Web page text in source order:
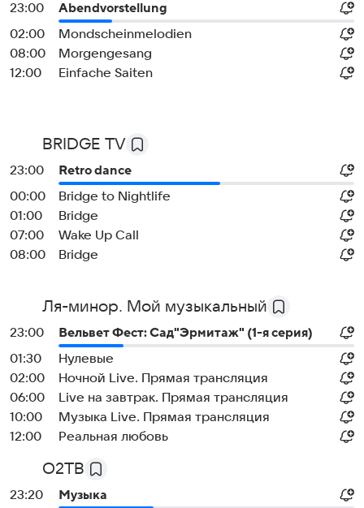
23:00
Abendvorstellung
02:00
Mondscheinmelodien
08:00
Morgengesang
12:00
Einfache Saiten
BRIDGE TV
23:00
Retro dance
00:00
Bridge to Nightlife
01:00
Bridge
07:00
Wake Up Call
08:00
Bridge
Ля-минор. Мой музыкальный
23:00
Вельвет Фест: Сад"Эрмитаж" (1-я серия)
01:30
Нулевые
02:00
Ночной Live. Прямая трансляция
06:00
Live на завтрак. Прямая трансляция
10:00
Музыка Live. Прямая трансляция
12:00
Реальная любовь
О2ТВ
23:20
Музыка